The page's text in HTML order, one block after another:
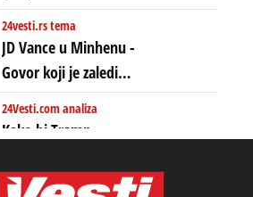
Ratni gospodari
plaču za starim
poretkom... Bez
ikakve realpolitike u
njima, oni su sada
nebitni kao Zelenski
24vesti.rs tema
JD Vance u Minhenu -
Govor koji je zaledio
Atlantik i duboko
šokirao Evropu (ceo
24Vesti.com analiza
Kako bi Tramp
TREĆI MANDAT -